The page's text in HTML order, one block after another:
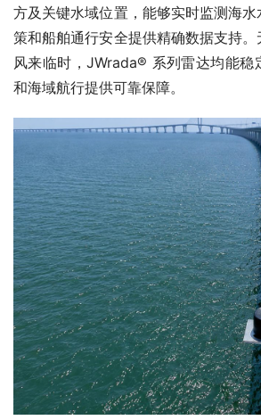
方及关键水域位置，能够实时监测海
策和船舶通行安全提供精确数据支持
风来临时，JWrada® 系列雷达均能稳
和海域航行提供可靠保障。